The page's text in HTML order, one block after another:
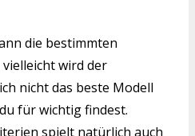
die bestimmten
wird der
nicht das beste Modell
für wichtig findest.
spielt natürlich auch